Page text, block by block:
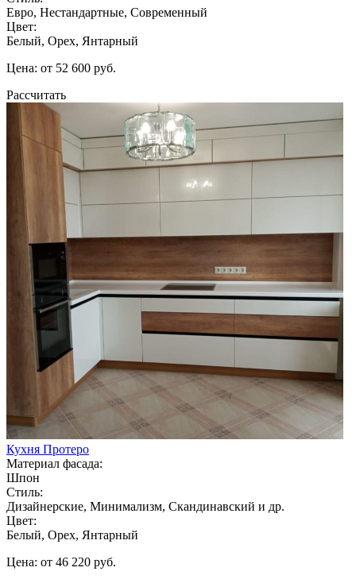
Евро, Нестандартные, Современный
Цвет:
Белый, Орех, Янтарный
Цена: от 52 600 руб.
Рассчитать
Кухня Протеро
Материал фасада:
Шпон
Стиль:
Дизайнерские, Минимализм, Скандинавский и др.
Цвет:
Белый, Орех, Янтарный
Цена: от 46 220 руб.